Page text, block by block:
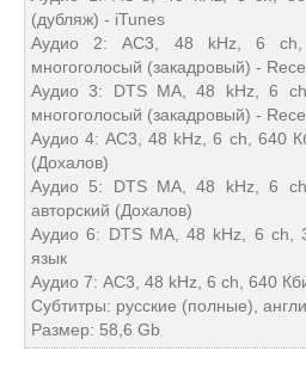
(дубляж) - iTunes
Аудио 2: AC3, 48 kHz, 6 ch,
многоголосый (закадровый) -
Аудио 3: DTS MA, 48 kHz, 6
многоголосый (закадровый) -
Аудио 4: AC3, 48 kHz, 6 ch, 640
(Дохалов)
Аудио 5: DTS MA, 48 kHz, 6
авторский (Дохалов)
Аудио 6: DTS MA, 48 kHz, 6 ch,
язык
Аудио 7: AC3, 48 kHz, 6 ch, 640
Субтитры: русские (полные),
Размер: 58,6 Gb